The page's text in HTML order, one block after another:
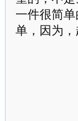
一件很简
单，因为